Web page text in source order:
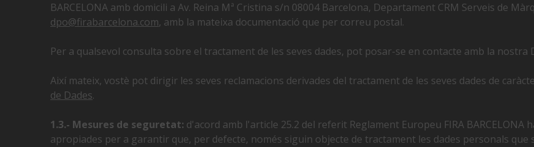
BARCELONA amb domicili a Av. Reina Mª Cristina s/n 08004 Barcelona, Departament CRM Serveis de
dpo@firabarcelona.com, amb la mateixa documentació que per correu postal.
Per a qualsevol consulta sobre el tractament de les seves dades, pot posar-se en contacte amb la nostra
Així mateix, vostè pot dirigir les seves reclamacions derivades del tractament de les seves dades de
de Dades.
1.3.- Mesures de seguretat: d'acord amb l'article 25.2 del referit Reglament Europeu FIRA
apropiades per a garantir que, per defecte, només siguin objecte de tractament les dades personals que